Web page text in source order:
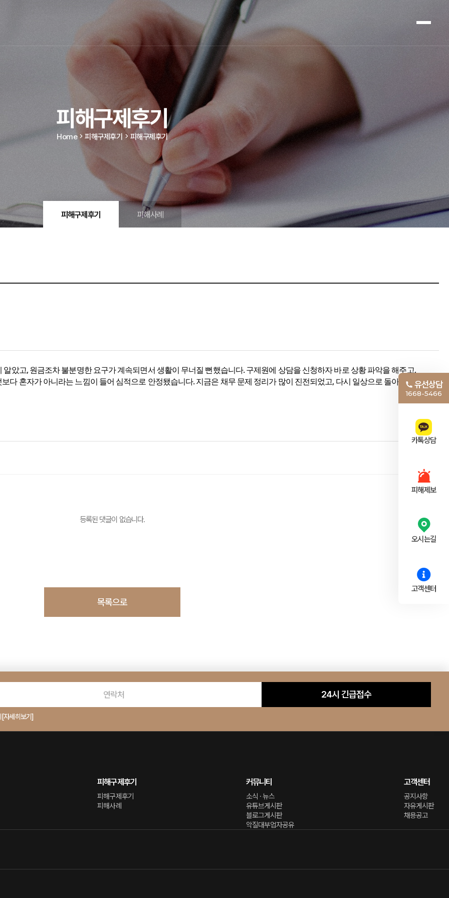
피해구제후기
Home 피해구제후기 피해구제후기
피해구제후기 피해사례
았고, 원금조차 불분명한 요구가 계속되면서 생활이 무너질 뻔했습니다. 구제원에 상담을 신청하자 바로 상황 파악을 해주고,
다 혼자가 아니라는 느낌이 들어 심적으로 안정됐습니다. 지금은 채무 문제 정리가 많이 진전되었고, 다시 일상으로 돌아갈 수
등록된 댓글이 없습니다.
목록으로
24시 긴급접수
[자세히보기]
피해구제후기
피해구제후기
피해사례
커뮤니티
소식 · 뉴스
유튜브게시판
블로그게시판
악질대부업자공유
고객센터
공지사항
자유게시판
채용공고
유선상담
1668-5466
카톡상담
피해제보
오시는길
고객센터